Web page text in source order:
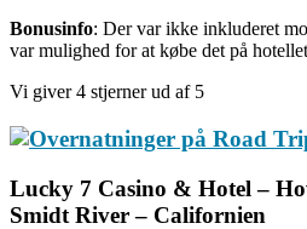
Bonusinfo: Der var ikke inkluderet
var mulighed for at købe det på
Vi giver 4 stjerner ud af 5
Lucky 7 Casino & Hotel –
Smidt River – Californien